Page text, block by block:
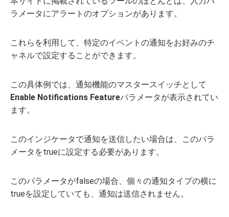
ラメータにアラートのオプションがあります。
これらを利用して、特定のイベントの通知をお好みのチ
ャネルで設定することができます。
この具体例では、通知機能のマスタースイッチとして
Enable Notifications Featureパラメータが表示されてい
ます。
このインジケータで通知を送信したい場合は、このパラ
メータをtrueに設定する必要があります。
このパラメータがfalseの場合、個々の通知タイプの横に
trueを設定していても、通知は送信されません。